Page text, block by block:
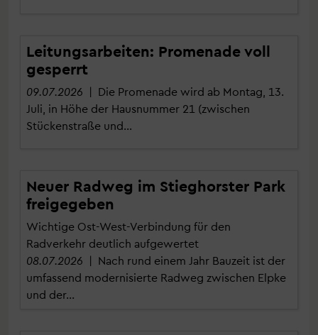
Leitungsarbeiten: Promenade voll
gesperrt
09.07.2026 | Die Promenade wird ab Montag, 13.
Juli, in Höhe der Hausnummer 21 (zwischen
Stückenstraße und…
Neuer Radweg im Stieghorster Park
freigegeben
Wichtige Ost-West-Verbindung für den
Radverkehr deutlich aufgewertet
08.07.2026 | Nach rund einem Jahr Bauzeit ist der
umfassend modernisierte Radweg zwischen Elpke
und der…